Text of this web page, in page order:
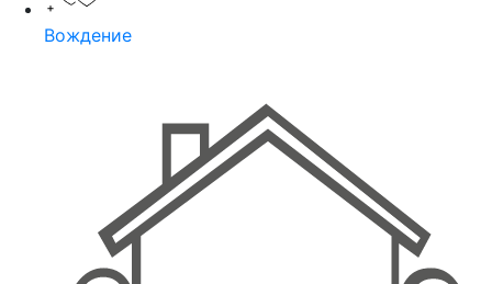
Вождение